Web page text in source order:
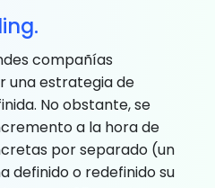
compañías
una estrategia de
No obstante, se
a la hora de
por separado (un
definido o redefinido su